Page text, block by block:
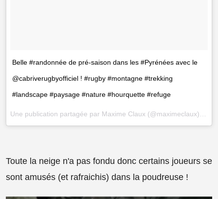
Belle #randonnée de pré-saison dans les #Pyrénées avec le
@cabriverugbyofficiel ! #rugby #montagne #trekking
#landscape #paysage #nature #hourquette #refuge
Une publication partagée par Maxime Claux (@maximeclaux) le
Toute la neige n'a pas fondu donc certains joueurs se
sont amusés (et rafraichis) dans la poudreuse !